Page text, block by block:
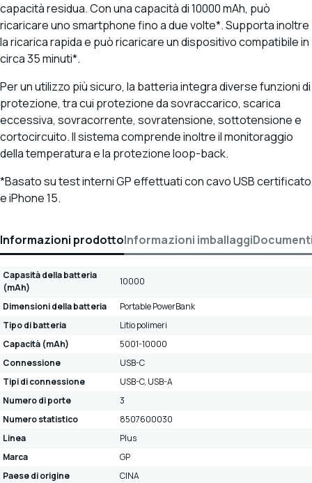
capacità residua. Con una capacità di 10000 mAh, può
ricaricare uno smartphone fino a due volte*. Supporta inoltre
la ricarica rapida e può ricaricare un dispositivo compatibile in
circa 35 minuti*.
Per un utilizzo più sicuro, la batteria integra diverse funzioni di
protezione, tra cui protezione da sovraccarico, scarica
eccessiva, sovracorrente, sovratensione, sottotensione e
cortocircuito. Il sistema comprende inoltre il monitoraggio
della temperatura e la protezione loop-back.
*Basato su test interni GP effettuati con cavo USB certificato
e iPhone 15.
Informazioni prodottoInformazioni imballaggi
Capasità della batteria
(mAh)
10000
Dimensioni della batteria
Portable PowerBank
Tipo di batteria
Litio polimeri
Capacità (mAh)
5001-10000
Connessione
USB-C
Tipi di connessione
USB-C, USB-A
Numero di porte
3
Numero statistico
8507600030
Linea
Plus
Marca
GP
Paese di origine
CINA